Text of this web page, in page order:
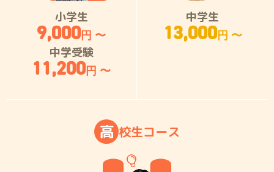
小学生
9,000円 〜
中学受験
11,200円 〜
中学生
13,000円 〜
高 校生コース